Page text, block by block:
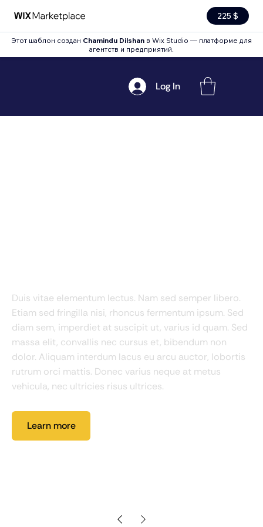
225 $
Этот шаблон создан Chamindu Dilshan в Wix Studio — платформе для
агентств и предприятий.